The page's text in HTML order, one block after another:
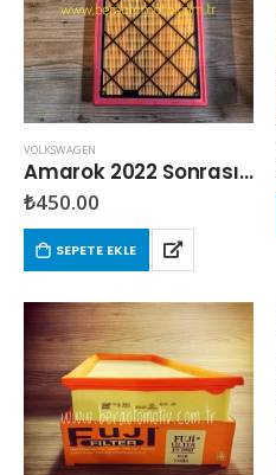
VOLKSWAGEN
Amarok 2022 Sonrası 2.0 EcoBlue Hava Filtresi
₺450.00
SEPETE EKLE